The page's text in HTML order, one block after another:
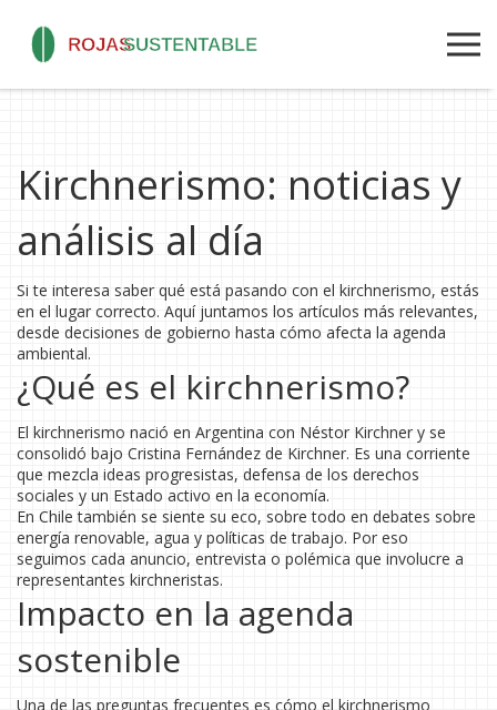
Kirchnerismo: noticias y
análisis al día
Si te interesa saber qué está pasando con el kirchnerismo, estás
en el lugar correcto. Aquí juntamos los artículos más relevantes,
desde decisiones de gobierno hasta cómo afecta la agenda
ambiental.
¿Qué es el kirchnerismo?
El kirchnerismo nació en Argentina con Néstor Kirchner y se
consolidó bajo Cristina Fernández de Kirchner. Es una corriente
que mezcla ideas progresistas, defensa de los derechos
sociales y un Estado activo en la economía.
En Chile también se siente su eco, sobre todo en debates sobre
energía renovable, agua y políticas de trabajo. Por eso
seguimos cada anuncio, entrevista o polémica que involucre a
representantes kirchneristas.
Impacto en la agenda
sostenible
Una de las preguntas frecuentes es cómo el kirchnerismo